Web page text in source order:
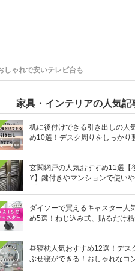
しゃれで安いテレビ台も
家具・インテリアの人気記
机に後付けできる引き出しの人
め10選！デスク周りをしっかり
玄関網戸の人気おすすめ11選【
Y】鍵付きやマンションで使い
ダイソーで買えるキャスター人
め5選！ねじ込み式、貼るだけ
昼寝枕人気おすすめ12選！デス
ぶせ寝ができる！おしゃれなコ